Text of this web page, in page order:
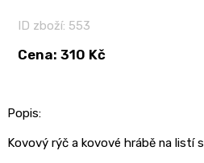
ID zboží: 553
Cena: 310 Kč
Popis:
Kovový rýč a kovové hrábě na listí